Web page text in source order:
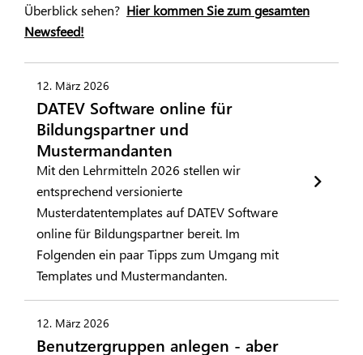
Überblick sehen? Hier kommen Sie zum gesamten
Newsfeed!
12. März 2026
DATEV Software online für
Bildungspartner und
Mustermandanten
Mit den Lehrmitteln 2026 stellen wir
entsprechend versionierte
Musterdatentemplates auf DATEV Software
online für Bildungspartner bereit. Im
Folgenden ein paar Tipps zum Umgang mit
Templates und Mustermandanten.
12. März 2026
Benutzergruppen anlegen - aber